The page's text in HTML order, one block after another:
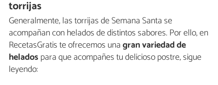
torrijas
Generalmente, las torrijas de Semana Santa se
acompañan con helados de distintos sabores. Por ello, en
RecetasGratis te ofrecemos unagran variedad de
helados para que acompañes tu delicioso postre, sigue
leyendo: